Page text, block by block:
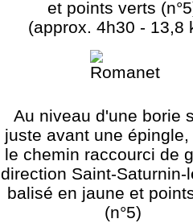
et points verts
(approx. 4h30 - 13,8
Au niveau d'une borie
juste avant une
le chemin raccourci de
direction Saint-Saturnin-
balisé en jaune et
(n°5)